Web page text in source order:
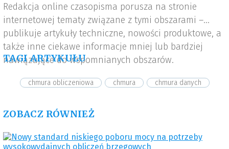
Redakcja online czasopisma porusza na stronie
internetowej tematy związane z tymi obszarami –
publikuje artykuły techniczne, nowości produktowe, a
także inne ciekawe informacje mniej lub bardziej
nawiązujące do wspomnianych obszarów.
TAGI ARTYKUŁU
chmura obliczeniowa chmura chmura danych
ZOBACZ RÓWNIEŻ